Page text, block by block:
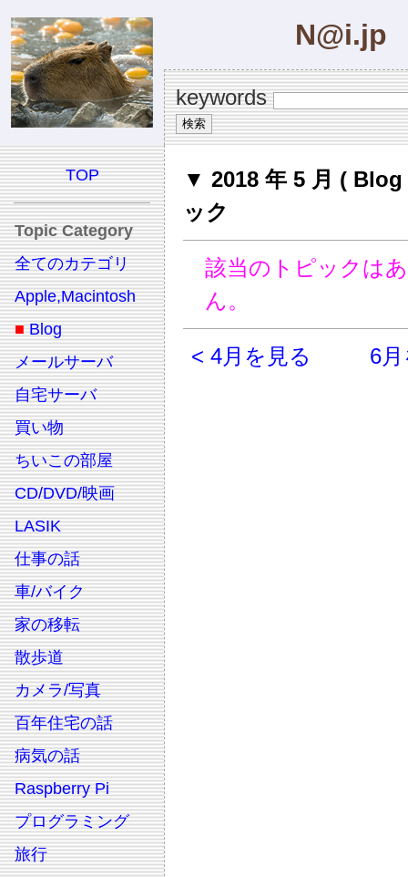
N@i.jp
keywords
TOP
Topic Category
全てのカテゴリ
Apple,Macintosh
■ Blog
メールサーバ
自宅サーバ
買い物
ちいこの部屋
CD/DVD/映画
LASIK
仕事の話
車/バイク
家の移転
散歩道
カメラ/写真
百年住宅の話
病気の話
Raspberry Pi
プログラミング
旅行
▼ 2018 年 5 月 ( Blog
ック
該当のトピックは
ん。
< 4月を見る 6